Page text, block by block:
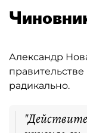
Александр
радикально.